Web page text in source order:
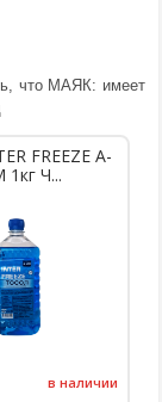
что МАЯК: имеет
FREEZE A-
1кг Ч...
в наличии